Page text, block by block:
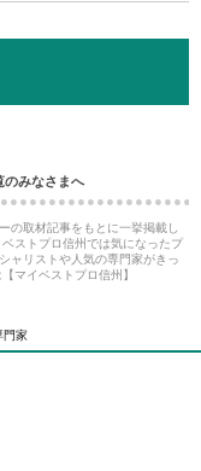
のみなさまへ
の取材記事をもとに一挙掲載し
ストプロ信州では気になったプ
ャリストや人気の専門家がきっ
マイベストプロ信州】
門家